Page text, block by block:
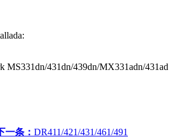
MS331dn/431dn/439dn/MX331adn/431ad
一条： DR411/421/431/461/491